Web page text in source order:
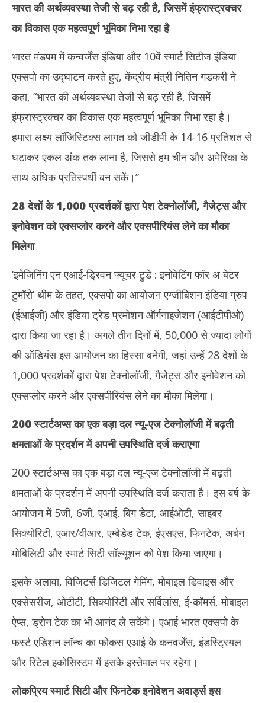
March
20,
2025
भारत की अर्थव्यवस्था तेजी से बढ़ रही है, जिसमें इंफ्रास्ट्रक्चर
का विकास एक महत्वपूर्ण भूमिका निभा रहा है
भारत मंडपम में कन्वर्जेंस इंडिया और 10वें स्मार्ट सिटीज इंडिया
एक्सपो का उद्घाटन करते हुए, केंद्रीय मंत्री नितिन गडकरी ने
कहा, “भारत की अर्थव्यवस्था तेजी से बढ़ रही है, जिसमें
इंफ्रास्ट्रक्चर का विकास एक महत्वपूर्ण भूमिका निभा रहा है।
हमारा लक्ष्य लॉजिस्टिक्स लागत को जीडीपी के 14-16 प्रतिशत से
घटाकर एकल अंक तक लाना है, जिससे हम चीन और अमेरिका के
साथ अधिक प्रतिस्पर्धी बन सकें।”
28 देशों के 1,000 प्रदर्शकों द्वारा पेश टेक्नोलॉजी, गैजेट्स और
इनोवेशन को एक्सप्लोर करने और एक्सपीरियंस लेने का मौका
मिलेगा
‘इमेजिनिंग एन एआई-ड्रिवन फ्यूचर टुडे : इनोवेटिंग फॉर अ बेटर
टुमॉरो’ थीम के तहत, एक्सपो का आयोजन एग्जीबिशन इंडिया ग्रुप
(ईआईजी) और इंडिया ट्रेड प्रमोशन ऑर्गनाइजेशन (आईटीपीओ)
द्वारा किया जा रहा है। अगले तीन दिनों में, 50,000 से ज्यादा लोगों
की ऑडियंस इस आयोजन का हिस्सा बनेगी, जहां उन्हें 28 देशों के
1,000 प्रदर्शकों द्वारा पेश टेक्नोलॉजी, गैजेट्स और इनोवेशन को
एक्सप्लोर करने और एक्सपीरियंस लेने का मौका मिलेगा।
200 स्टार्टअप्स का एक बड़ा दल न्यू-एज टेक्नोलॉजी में बढ़ती
क्षमताओं के प्रदर्शन में अपनी उपस्थिति दर्ज कराएगा
200 स्टार्टअप्स का एक बड़ा दल न्यू-एज टेक्नोलॉजी में बढ़ती
क्षमताओं के प्रदर्शन में अपनी उपस्थिति दर्ज कराता है। इस वर्ष के
आयोजन में 5जी, 6जी, एआई, बिग डेटा, आईओटी, साइबर
सिक्योरिटी, एआर/वीआर, एम्बेडेड टेक, ईएसएस, फिनटेक, अर्बन
मोबिलिटी और स्मार्ट सिटी सॉल्यूशन को पेश किया जाएगा।
इसके अलावा, विजिटर्स डिजिटल गेमिंग, मोबाइल डिवाइस और
एक्सेसरीज, ओटीटी, सिक्योरिटी और सर्विलांस, ई-कॉमर्स, मोबाइल
ऐप्स, ड्रोन टेक का भी आनंद ले सकेंगे। एआई भारत एक्सपो के
फर्स्ट एडिशन लॉन्च का फोकस एआई के कनवर्जेंस, इंडस्ट्रियल
और रिटेल इकोसिस्टम में इसके इस्तेमाल पर रहेगा।
लोकप्रिय स्मार्ट सिटी और फिनटेक इनोवेशन अवार्ड्स इस